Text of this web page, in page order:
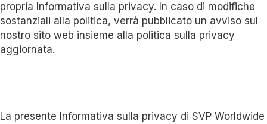
propria Informativa sulla privacy. In caso di modifiche
sostanziali alla politica, verrà pubblicato un avviso sul
nostro sito web insieme alla politica sulla privacy
aggiornata.
La presente Informativa sulla privacy di SVP Worldwide